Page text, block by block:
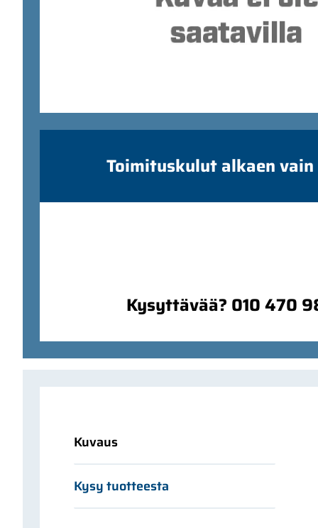
Toimituskulut alkaen
Kysyttävää? 010 470
Kuvaus
Kysy tuotteesta